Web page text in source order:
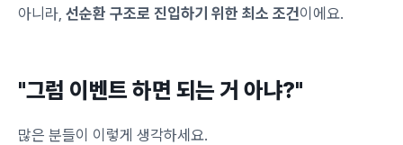
아니라, 선순환 구조로 진입하기 위한 최소 조건이에요.
"그럼 이벤트 하면 되는 거 아냐?"
많은 분들이 이렇게 생각하세요.